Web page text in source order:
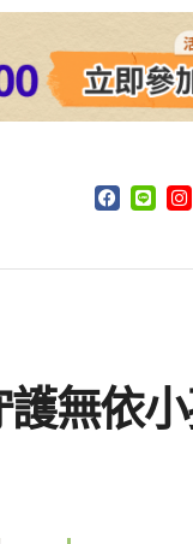
無依